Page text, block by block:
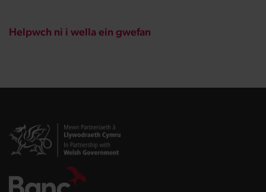
Helpwch ni i wella ein gwefan